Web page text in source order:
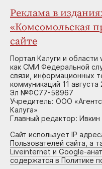
Реклама в
«Комсомольская
сайте
Портал Калуги и области
как СМИ Федеральной
связи, информационных
коммуникаций 11
Эл №ФС77-58967
Учредитель: ООО
Калуга»
Главный редактор: Ивкин
Сайт использует IP
Пользователей сайта, а
Liveinternet и Google-
содержатся в Политике